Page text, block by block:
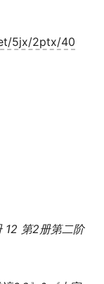
5jx/2ptx/40
第2册第二阶